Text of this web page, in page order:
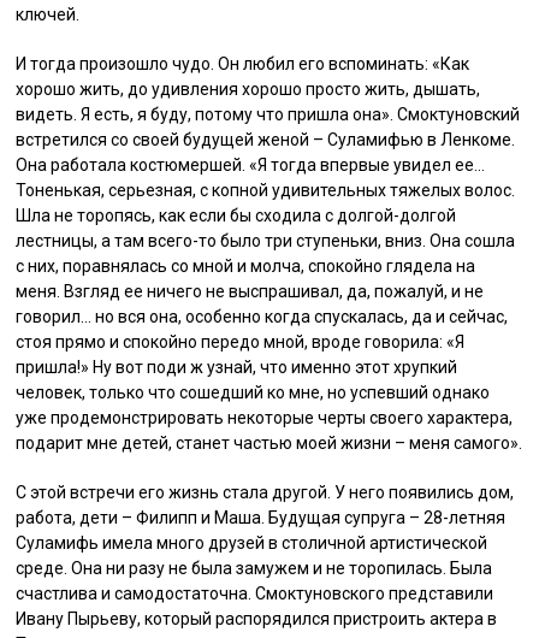
ключей.
И тогда произошло чудо. Он любил его вспоминать: «Как
хорошо жить, до удивления хорошо просто жить, дышать,
видеть. Я есть, я буду, потому что пришла она». Смоктуновский
встретился со своей будущей женой – Суламифью в Ленкоме.
Она работала костюмершей. «Я тогда впервые увидел ее…
Тоненькая, серьезная, с копной удивительных тяжелых волос.
Шла не торопясь, как если бы сходила с долгой-долгой
лестницы, а там всего-то было три ступеньки, вниз. Она сошла
с них, поравнялась со мной и молча, спокойно глядела на
меня. Взгляд ее ничего не выспрашивал, да, пожалуй, и не
говорил… но вся она, особенно когда спускалась, да и сейчас,
стоя прямо и спокойно передо мной, вроде говорила: «Я
пришла!» Ну вот поди ж узнай, что именно этот хрупкий
человек, только что сошедший ко мне, но успевший однако
уже продемонстрировать некоторые черты своего характера,
подарит мне детей, станет частью моей жизни – меня самого».
С этой встречи его жизнь стала другой. У него появились дом,
работа, дети – Филипп и Маша. Будущая супруга – 28-летняя
Суламифь имела много друзей в столичной артистической
среде. Она ни разу не была замужем и не торопилась. Была
счастлива и самодостаточна. Смоктуновского представили
Ивану Пырьеву, который распорядился пристроить актера в